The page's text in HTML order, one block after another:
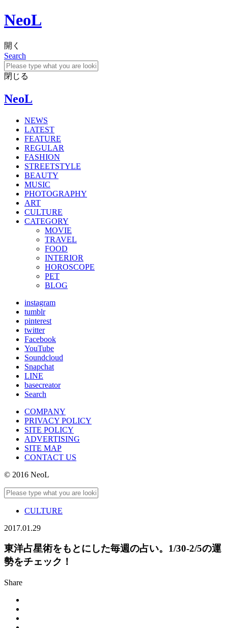
NeoL
開く
Search
閉じる
NeoL
NEWS
LATEST
FEATURE
REGULAR
FASHION
STREETSTYLE
BEAUTY
MUSIC
PHOTOGRAPHY
ART
CULTURE
CATEGORY
MOVIE
TRAVEL
FOOD
INTERIOR
HOROSCOPE
PET
BLOG
instagram
tumblr
pinterest
twitter
Facebook
YouTube
Soundcloud
Snapchat
LINE
basecreator
Search
COMPANY
PRIVACY POLICY
SITE POLICY
ADVERTISING
SITE MAP
CONTACT US
© 2016 NeoL
CULTURE
2017.01.29
東洋占星術をもとにした毎週の占い。1/30-2/5の運
勢をチェック！
Share